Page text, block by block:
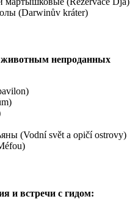
(Darwinův kráter)
животным непроданных
(Vodní svět a opičí ostrovy)
и встречи с гидом: